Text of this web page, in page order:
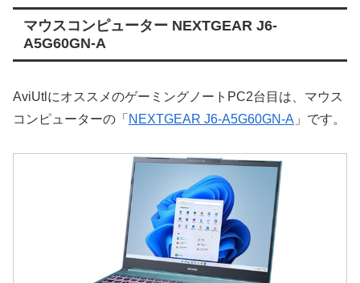
マウスコンピューター NEXTGEAR J6-
A5G60GN-A
AviUtlにオススメのゲーミングノートPC2台目は、マウス
コンピューターの「 NEXTGEAR J6-A5G60GN-A 」です。